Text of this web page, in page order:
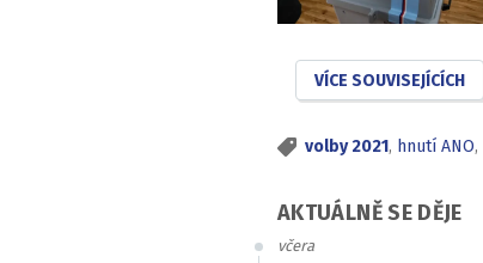
VÍCE SOUVISEJÍCÍCH
volby 2021, hnutí ANO,
AKTUÁLNĚ SE DĚJE
včera